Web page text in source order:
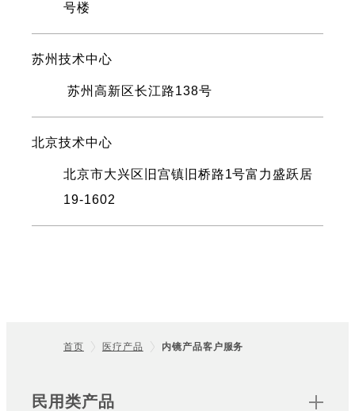
号楼
苏州技术中心
苏州高新区长江路138号
北京技术中心
北京市大兴区旧宫镇旧桥路1号富力盛跃居
19-1602
首页 医疗产品 内镜产品客户服务
Sitemap
民用类产品